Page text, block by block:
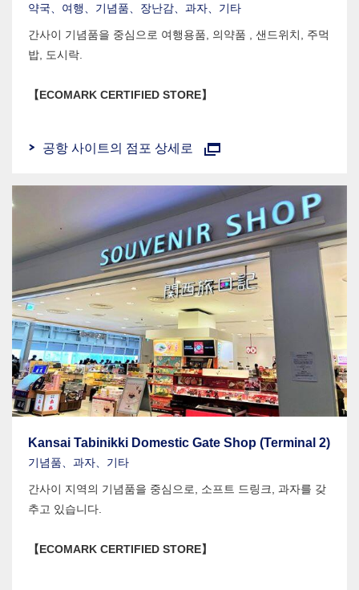
약국、여행、기념품、장난감、과자、기타
간사이 기념품을 중심으로 여행용품, 의약품 , 샌드위치, 주먹
밥, 도시락.
【ECOMARK CERTIFIED STORE】
공항 사이트의 점포 상세로
Kansai Tabinikki Domestic Gate Shop (Terminal 2)
기념품、과자、기타
간사이 지역의 기념품을 중심으로, 소프트 드링크, 과자를 갖
추고 있습니다.
【ECOMARK CERTIFIED STORE】